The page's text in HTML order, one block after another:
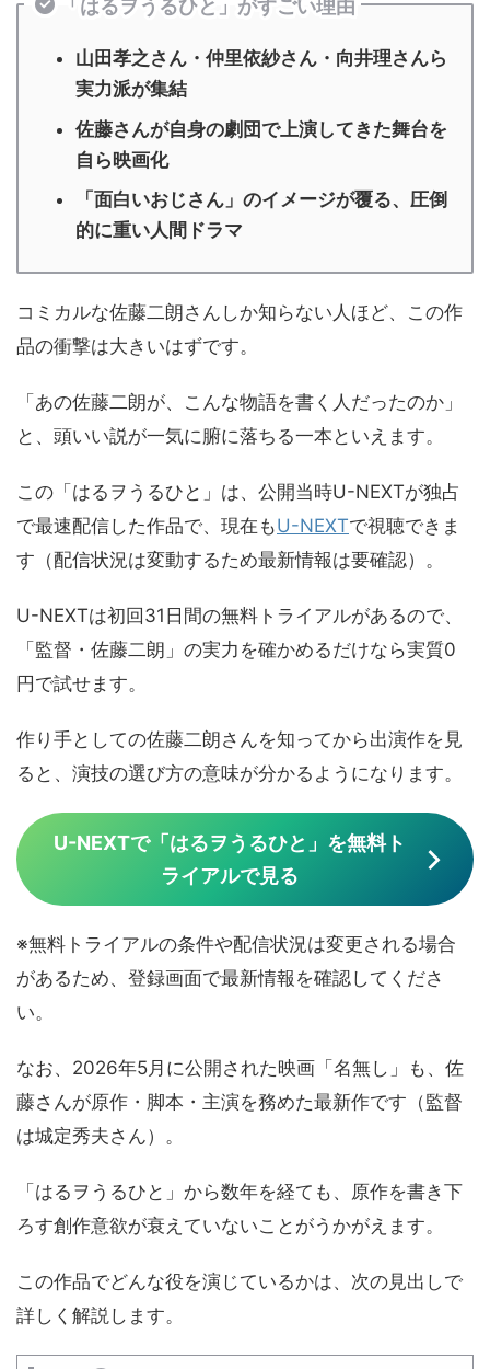
「はるヲうるひと」がすごい理由
山田孝之さん・仲里依紗さん・向井理さんら
実力派が集結
佐藤さんが自身の劇団で上演してきた舞台を
自ら映画化
「面白いおじさん」のイメージが覆る、圧倒
的に重い人間ドラマ
コミカルな佐藤二朗さんしか知らない人ほど、この作
品の衝撃は大きいはずです。
「あの佐藤二朗が、こんな物語を書く人だったのか」
と、頭いい説が一気に腑に落ちる一本といえます。
この「はるヲうるひと」は、公開当時U-NEXTが独占
で最速配信した作品で、現在もU-NEXTで視聴できま
す（配信状況は変動するため最新情報は要確認）。
U-NEXTは初回31日間の無料トライアルがあるので、
「監督・佐藤二朗」の実力を確かめるだけなら実質0
円で試せます。
作り手としての佐藤二朗さんを知ってから出演作を見
ると、演技の選び方の意味が分かるようになります。
U-NEXTで「はるヲうるひと」を無料ト
ライアルで見る
※無料トライアルの条件や配信状況は変更される場合
があるため、登録画面で最新情報を確認してくださ
い。
なお、2026年5月に公開された映画「名無し」も、佐
藤さんが原作・脚本・主演を務めた最新作です（監督
は城定秀夫さん）。
「はるヲうるひと」から数年を経ても、原作を書き下
ろす創作意欲が衰えていないことがうかがえます。
この作品でどんな役を演じているかは、次の見出しで
詳しく解説します。